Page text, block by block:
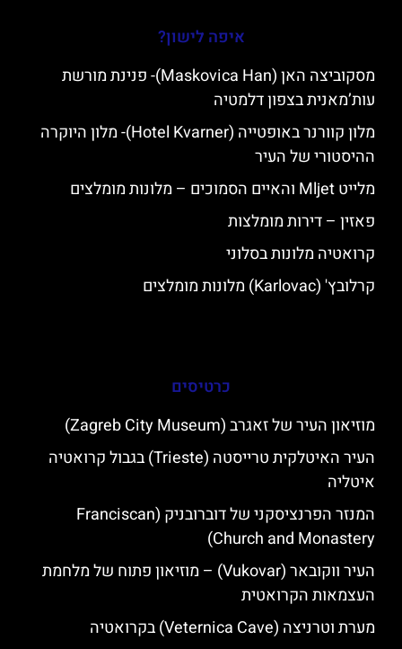
איפה לישון?
מסקוביצה האן (Maskovica Han)- פנינת מורשת
עות’מאנית בצפון דלמטיה
מלון קוורנר באופטייה (Hotel Kvarner)- מלון היוקרה
ההיסטורי של העיר
מלייט Mljet והאיים הסמוכים – מלונות מומלצים
פאזין – דירות מומלצות
קרואטיה מלונות בסלוני
קרלובץ' (Karlovac) מלונות מומלצים
כרטיסים
מוזיאון העיר של זאגרב (Zagreb City Museum)
העיר האיטלקית טרייסטה (Trieste) בגבול קרואטיה
איטליה
המנזר הפרנציסקני של דוברובניק (Franciscan
Church and Monastery)
העיר ווקובאר (Vukovar) – מוזיאון פתוח של מלחמת
העצמאות הקרואטית
מערת וטרניצה (Veternica Cave) בקרואטיה